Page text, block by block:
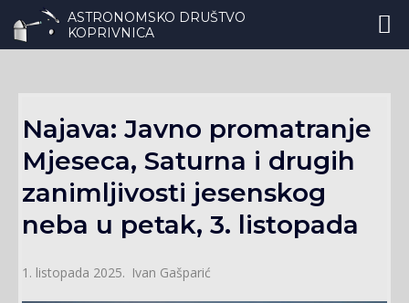
ASTRONOMSKO DRUŠTVO
KOPRIVNICA
Najava: Javno promatranje
Mjeseca, Saturna i drugih
zanimljivosti jesenskog
neba u petak, 3. listopada
1. listopada 2025. Ivan Gašparić